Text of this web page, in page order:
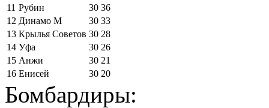
11 Рубин 30 36
12 Динамо М 30 33
13 Крылья Советов 30 28
14 Уфа 30 26
15 Анжи 30 21
16 Енисей 30 20
Бомбардиры: